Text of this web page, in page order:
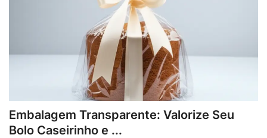
Gastronomia em Sorocaba
Embalagem Transparente: Valorize Seu
Bolo Caseirinho e ...